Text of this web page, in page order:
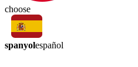
choose
spanyolespañol